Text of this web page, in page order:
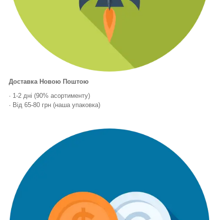
Доставка Новою Поштою
· 1-2 дні (90% асортименту)
· Від 65-80 грн (наша упаковка)